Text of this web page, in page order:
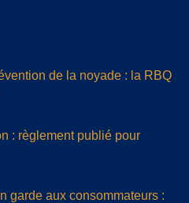
de la noyade : la RBQ
: règlement publié pour
garde aux consommateurs :